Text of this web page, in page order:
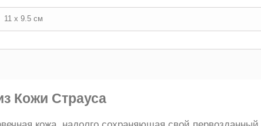
11 х 9.5 см
Кожи Страуса